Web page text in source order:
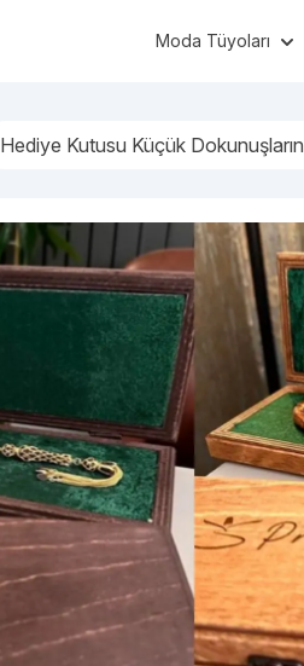
Moda Tüyoları
Hediye Kutusu Küçük